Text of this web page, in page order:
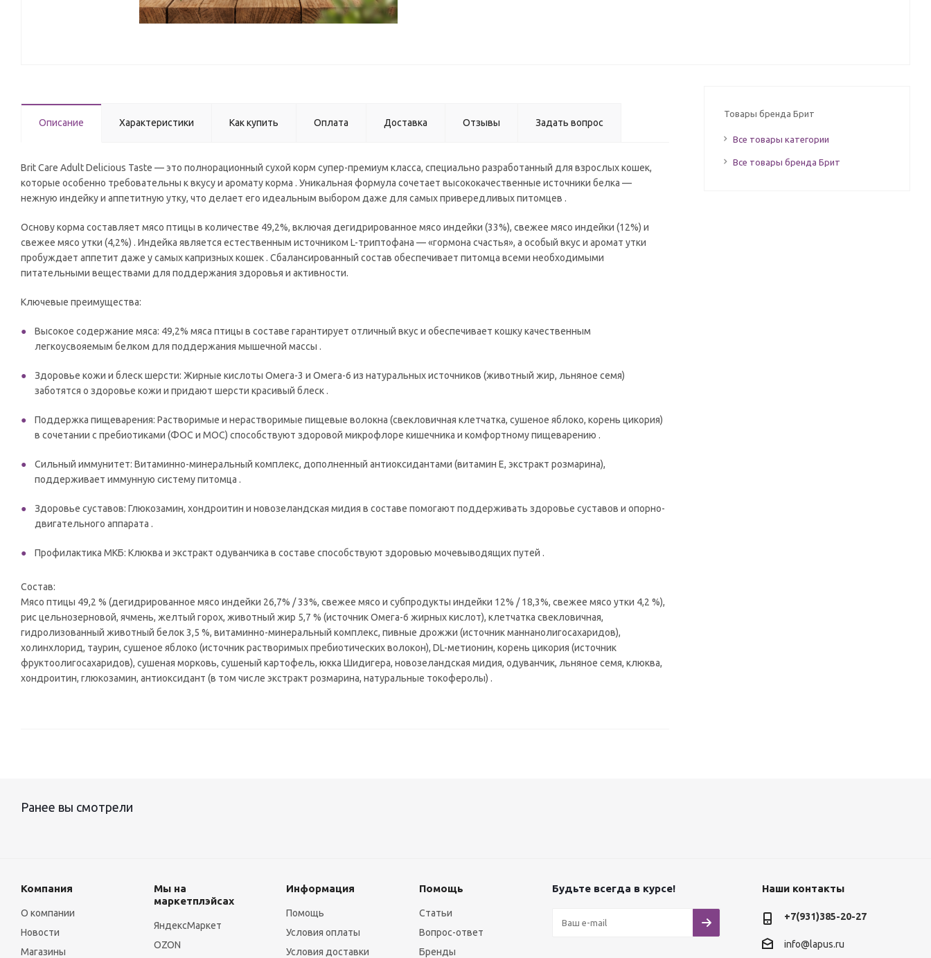
Описание Характеристики Как купить Оплата Доставка Отзывы Задать вопрос
Brit Care Adult Delicious Taste — это полнорационный сухой корм супер-премиум класса, специально разработанный для взрослых кошек,
которые особенно требовательны к вкусу и аромату корма . Уникальная формула сочетает высококачественные источники белка —
нежную индейку и аппетитную утку, что делает его идеальным выбором даже для самых привередливых питомцев .
Основу корма составляет мясо птицы в количестве 49,2%, включая дегидрированное мясо индейки (33%), свежее мясо индейки (12%) и
свежее мясо утки (4,2%) . Индейка является естественным источником L-триптофана — «гормона счастья», а особый вкус и аромат утки
пробуждает аппетит даже у самых капризных кошек . Сбалансированный состав обеспечивает питомца всеми необходимыми
питательными веществами для поддержания здоровья и активности.
Ключевые преимущества:
Высокое содержание мяса: 49,2% мяса птицы в составе гарантирует отличный вкус и обеспечивает кошку качественным
легкоусвояемым белком для поддержания мышечной массы .
Здоровье кожи и блеск шерсти: Жирные кислоты Омега-3 и Омега-6 из натуральных источников (животный жир, льняное семя)
заботятся о здоровье кожи и придают шерсти красивый блеск .
Поддержка пищеварения: Растворимые и нерастворимые пищевые волокна (свекловичная клетчатка, сушеное яблоко, корень цикория)
в сочетании с пребиотиками (ФОС и МОС) способствуют здоровой микрофлоре кишечника и комфортному пищеварению .
Сильный иммунитет: Витаминно-минеральный комплекс, дополненный антиоксидантами (витамин Е, экстракт розмарина),
поддерживает иммунную систему питомца .
Здоровье суставов: Глюкозамин, хондроитин и новозеландская мидия в составе помогают поддерживать здоровье суставов и опорно-
двигательного аппарата .
Профилактика МКБ: Клюква и экстракт одуванчика в составе способствуют здоровью мочевыводящих путей .
Состав:
Мясо птицы 49,2 % (дегидрированное мясо индейки 26,7% / 33%, свежее мясо и субпродукты индейки 12% / 18,3%, свежее мясо утки 4,2 %),
рис цельнозерновой, ячмень, желтый горох, животный жир 5,7 % (источник Омега-6 жирных кислот), клетчатка свекловичная,
гидролизованный животный белок 3,5 %, витаминно-минеральный комплекс, пивные дрожжи (источник маннанолигосахаридов),
холинхлорид, таурин, сушеное яблоко (источник растворимых пребиотических волокон), DL-метионин, корень цикория (источник
фруктоолигосахаридов), сушеная морковь, сушеный картофель, юкка Шидигера, новозеландская мидия, одуванчик, льняное семя, клюква,
хондроитин, глюкозамин, антиоксидант (в том числе экстракт розмарина, натуральные токоферолы) .
Товары бренда Брит
Все товары категории
Все товары бренда Брит
Ранее вы смотрели
Компания
О компании
Новости
Магазины
Мы на
маркетплэйсах
ЯндексМаркет
OZON
Информация
Помощь
Условия оплаты
Условия доставки
Помощь
Статьи
Вопрос-ответ
Бренды
Будьте всегда в курсе! Наши контакты
+7(931)385-20-27
info@lapus.ru